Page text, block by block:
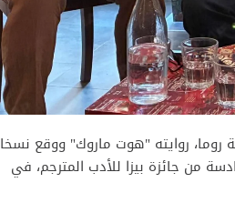
روما، روايته "هوت ماروك" ووقع نسخا
من جائزة بيزا للأدب المترجم، في